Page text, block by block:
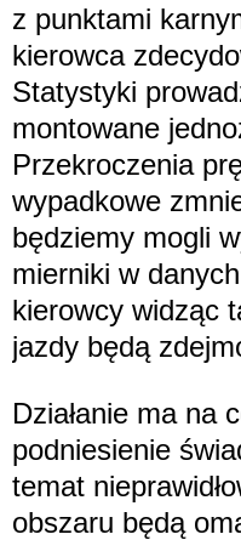
z punktami
kierowca
Statystyki
montowane
Przekroczenia
wypadkowe
będziemy mogli
mierniki w
kierowcy widząc
jazdy będą
Działanie ma na
podniesienie
temat
obszaru będą